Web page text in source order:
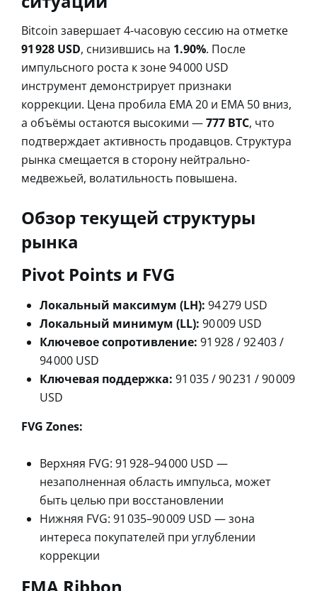
Bitcoin завершает 4-часовую сессию на отметке
91 928 USD, снизившись на 1.90%. После
импульсного роста к зоне 94 000 USD
инструмент демонстрирует признаки
коррекции. Цена пробила EMA 20 и EMA 50 вниз,
а объёмы остаются высокими —777 BTC, что
подтверждает активность продавцов. Структура
рынка смещается в сторону нейтрально-
медвежьей, волатильность повышена.
Обзор текущей структуры
рынка
Pivot Points и FVG
Локальный максимум (LH): 94 279 USD
Локальный минимум (LL): 90 009 USD
Ключевое сопротивление: 91 928 / 92 403 /
94 000 USD
Ключевая поддержка: 91 035 / 90 231 / 90 009
USD
FVG Zones:
Верхняя FVG: 91 928–94 000 USD —
незаполненная область импульса, может
быть целью при восстановлении
Нижняя FVG: 91 035–90 009 USD — зона
интереса покупателей при углублении
коррекции